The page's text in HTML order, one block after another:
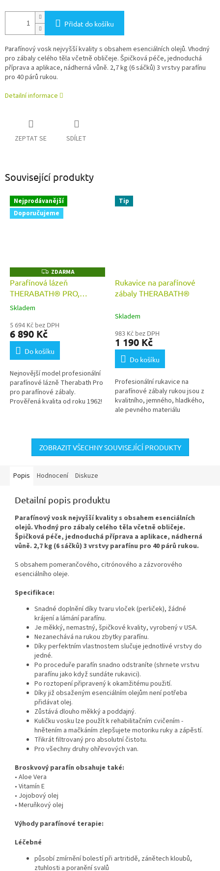
Přidat do košíku
Parafínový vosk nejvyšší kvality s obsahem esenciálních olejů. Vhodný
pro zábaly celého těla včetně obličeje. Špičková péče, jednoduchá
příprava a aplikace, nádherná vůně. 2,7 kg (6 sáčků) 3 vrstvy parafínu
pro 40 párů rukou.
Detailní informace
ZEPTAT SE SDÍLET
Související produkty
Nejprodávanější
Doporučujeme
Z
D
A
R
ZDARMA
Parafínová lázeň
THERABATH® PRO,
parafínová vana TB7
Průměrné
produktu
je
5,0
hvězdiček.
Skladem
5 694 Kč bez DPH
6 890 Kč
Do košíku
Nejnovější model profesionální
parafínové lázně Therabath Pro
pro parafínové zábaly.
Prověřená kvalita od roku 1962!
Tip
Rukavice na parafínové
zábaly THERABATH®
Skladem
983 Kč bez DPH
1 190 Kč
Do košíku
Profesionální rukavice na
parafínové zábaly rukou jsou z
kvalitního, jemného, hladkého,
ale pevného materiálu
ZOBRAZIT VŠECHNY SOUVISEJÍCÍ PRODUKTY
Popis Hodnocení Diskuze
Detailní popis produktu
Parafínový vosk nejvyšší kvality s obsahem esenciálních
olejů. Vhodný pro zábaly celého těla včetně obličeje.
Špičková péče, jednoduchá příprava a aplikace, nádherná
vůně. 2,7 kg (6 sáčků) 3 vrstvy parafínu pro 40 párů rukou.
S obsahem pomerančového, citrónového a zázvorového
esenciálního oleje.
Specifikace:
Snadné doplnění díky tvaru vloček (perliček), žádné
krájení a lámání parafínu.
Je měkký, nemastný, špičkové kvality, vyrobený v USA.
Nezanechává na rukou zbytky parafínu.
Díky perfektním vlastnostem slučuje jednotlivé vrstvy do
jedné.
Po proceduře parafín snadno odstraníte (shrnete vrstvu
parafínu jako když sundáte rukavici).
Po roztopení připravený k okamžitému použití.
Díky již obsaženým esenciálním olejům není potřeba
přidávat olej.
Zůstává dlouho měkký a poddajný.
Kuličku vosku lze použít k rehabilitačním cvičením -
hnětením a mačkáním zlepšujete motoriku ruky a zápěstí.
Třikrát filtrovaný pro absolutní čistotu.
Pro všechny druhy ohřevových van.
Broskvový parafín obsahuje také:
• Aloe Vera
• Vitamín E
• Jojobový olej
• Meruňkový olej
Výhody parafínové terapie:
Léčebné
působí zmírnění bolestí při artritidě, zánětech kloubů,
ztuhlosti a poranění svalů